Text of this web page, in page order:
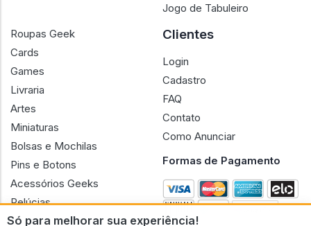
Só para melhorar sua experiência!
Jogo de Tabuleiro
Roupas Geek
Cards
Games
Livraria
Artes
Miniaturas
Bolsas e Mochilas
Pins e Botons
Acessórios Geeks
Pelúcias
Bonecas
Clientes
Login
Cadastro
FAQ
Contato
Como Anunciar
Formas de Pagamento